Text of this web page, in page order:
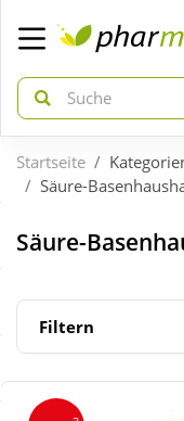
zurück
ÜBERSICHT
Aktuelle Coupons
zurück
ÜBERSICHT
Arzneimittel
Startseite
Säure-
Säure-
Filtern